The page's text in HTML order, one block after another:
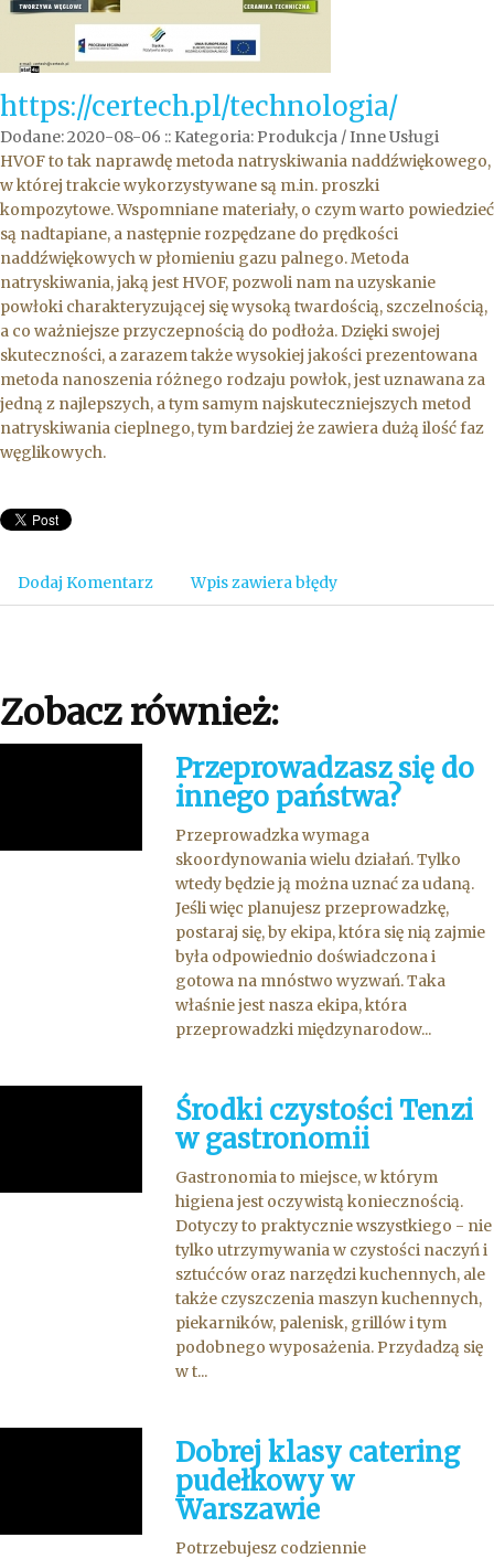
https://certech.pl/technologia/
Dodane: 2020-08-06 :: Kategoria: Produkcja / Inne Usługi
HVOF to tak naprawdę metoda natryskiwania naddźwiękowego,
w której trakcie wykorzystywane są m.in. proszki
kompozytowe. Wspomniane materiały, o czym warto powiedzieć
są nadtapiane, a następnie rozpędzane do prędkości
naddźwiękowych w płomieniu gazu palnego. Metoda
natryskiwania, jaką jest HVOF, pozwoli nam na uzyskanie
powłoki charakteryzującej się wysoką twardością, szczelnością,
a co ważniejsze przyczepnością do podłoża. Dzięki swojej
skuteczności, a zarazem także wysokiej jakości prezentowana
metoda nanoszenia różnego rodzaju powłok, jest uznawana za
jedną z najlepszych, a tym samym najskuteczniejszych metod
natryskiwania cieplnego, tym bardziej że zawiera dużą ilość faz
węglikowych.
Dodaj Komentarz Wpis zawiera błędy
Zobacz również:
Przeprowadzasz się do
innego państwa?
Przeprowadzka wymaga
skoordynowania wielu działań. Tylko
wtedy będzie ją można uznać za udaną.
Jeśli więc planujesz przeprowadzkę,
postaraj się, by ekipa, która się nią zajmie
była odpowiednio doświadczona i
gotowa na mnóstwo wyzwań. Taka
właśnie jest nasza ekipa, która
przeprowadzki międzynarodow...
Środki czystości Tenzi
w gastronomii
Gastronomia to miejsce, w którym
higiena jest oczywistą koniecznością.
Dotyczy to praktycznie wszystkiego - nie
tylko utrzymywania w czystości naczyń i
sztućców oraz narzędzi kuchennych, ale
także czyszczenia maszyn kuchennych,
piekarników, palenisk, grillów i tym
podobnego wyposażenia. Przydadzą się
w t...
Dobrej klasy catering
pudełkowy w
Warszawie
Potrzebujesz codziennie